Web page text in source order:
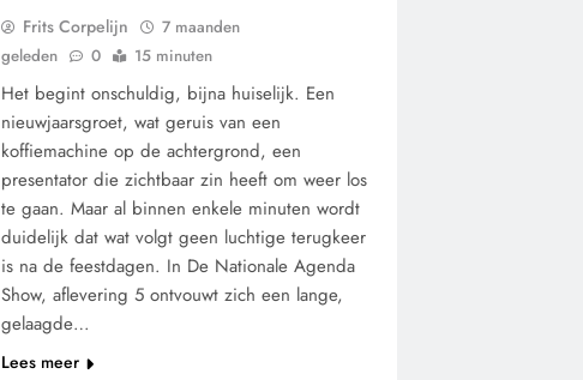
Frits Corpelijn
7 maanden
geleden
0 15 minuten
Het begint onschuldig, bijna huiselijk. Een
nieuwjaarsgroet, wat geruis van een
koffiemachine op de achtergrond, een
presentator die zichtbaar zin heeft om weer los
te gaan. Maar al binnen enkele minuten wordt
duidelijk dat wat volgt geen luchtige terugkeer
is na de feestdagen. In De Nationale Agenda
Show, aflevering 5 ontvouwt zich een lange,
gelaagde…
Lees meer